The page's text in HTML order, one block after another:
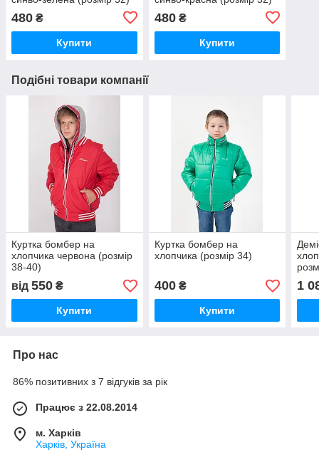
480 ₴
Купити
480₴
Купити
Подібні товари компанії
Куртка бомбер на
хлопчика червона (розмір
38-40)
від 550 ₴
Купити
Куртка бомбер на
хлопчика (розмір 34)
400₴
Купити
1
Про нас
86% позитивних з 7 відгуків за рік
Працює з 22.08.2014
м. Харків
Харків, Україна